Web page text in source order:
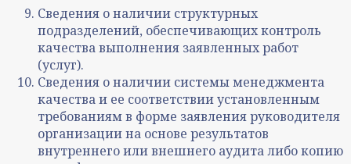
Сведения о наличии структурных
подразделений, обеспечивающих контроль
качества выполнения заявленных работ
(услуг).
Сведения о наличии системы менеджмента
качества и ее соответствии установленным
требованиям в форме заявления руководителя
организации на основе результатов
внутреннего или внешнего аудита либо копию